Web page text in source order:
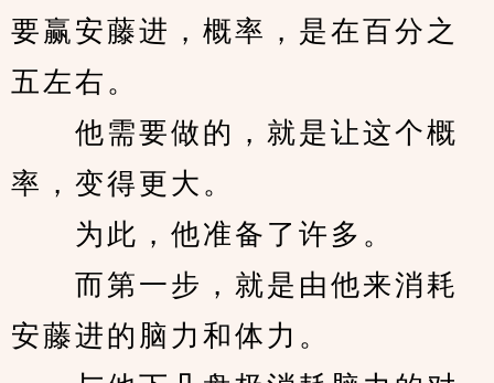
要赢安藤进，概率，是在百分之
五左右。
他需要做的，就是让这个概
率，变得更大。
为此，他准备了许多。
而第一步，就是由他来消耗
安藤进的脑力和体力。